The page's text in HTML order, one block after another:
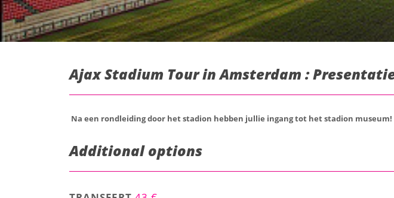
Ajax Stadium Tour in Amsterdam :
Na een rondleiding door het stadion hebben jullie ingang tot het stadion museum!
Additional options